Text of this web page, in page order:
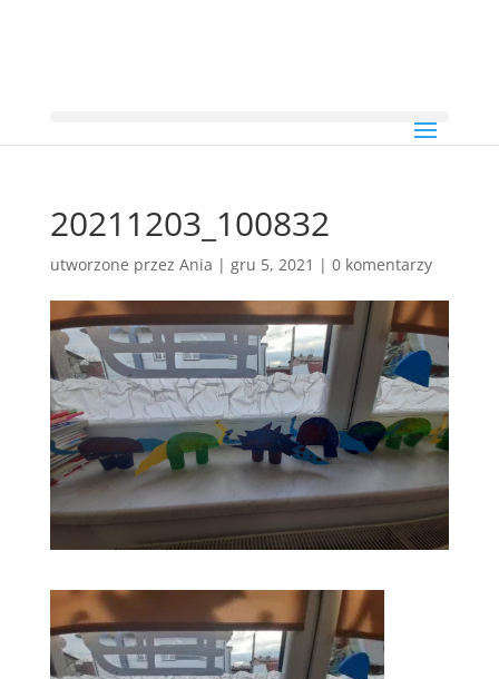
20211203_100832
utworzone przez Ania | gru 5, 2021 | 0 komentarzy